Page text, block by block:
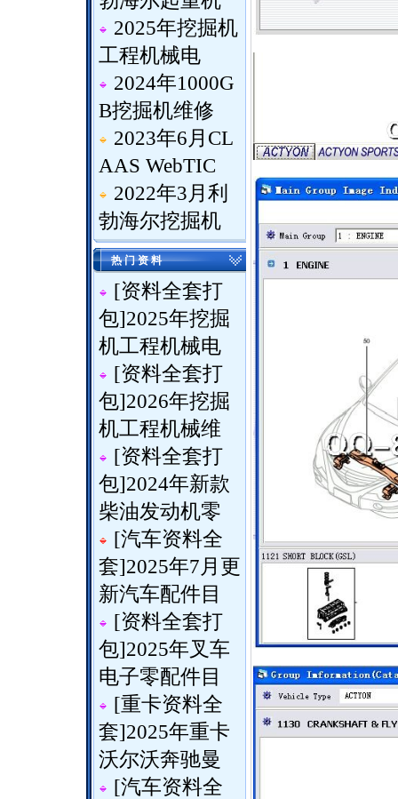
2025年挖掘机
工程机械电
2024年1000G
B挖掘机维修
2023年6月CL
AAS WebTIC
2022年3月利
勃海尔挖掘机
热 门 资 料
[资料全套打
包]2025年挖掘
机工程机械电
[资料全套打
包]2026年挖掘
机工程机械维
[资料全套打
包]2024年新款
柴油发动机零
[汽车资料全
套]2025年7月更
新汽车配件目
[资料全套打
包]2025年叉车
电子零配件目
[重卡资料全
套]2025年重卡
沃尔沃奔驰曼
[汽车资料全